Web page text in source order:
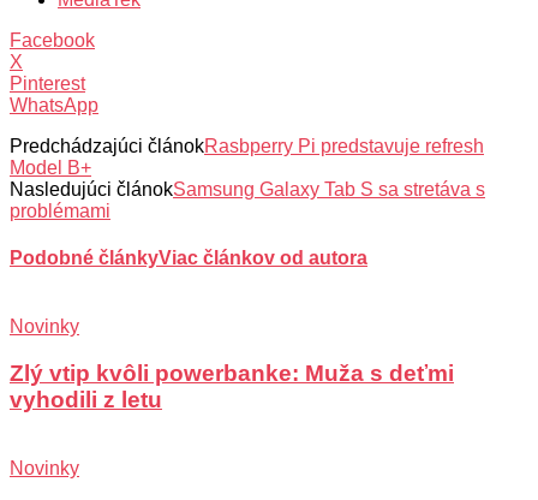
Facebook
X
Pinterest
WhatsApp
Predchádzajúci článokRasbperry Pi predstavuje refresh
Model B+
Nasledujúci článokSamsung Galaxy Tab S sa stretáva s
problémami
Podobné článkyViac článkov od autora
Novinky
Zlý vtip kvôli powerbanke: Muža s deťmi
vyhodili z letu
Novinky